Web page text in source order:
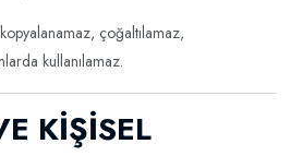
çoğaltılamaz,
kullanılamaz.
KİŞİSEL